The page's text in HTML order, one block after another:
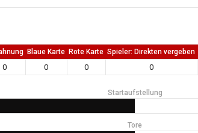
Blaue Karte Rote Karte Spieler: Direkten vergeben
0 0 0 0
Startaufstellung
Tore